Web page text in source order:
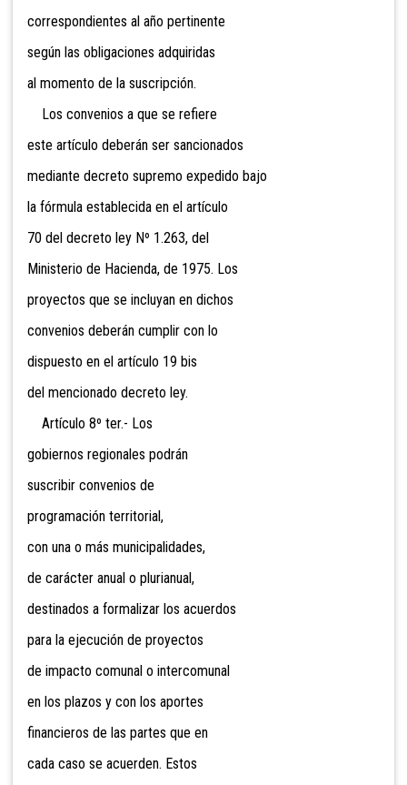
correspondientes al año pertinente
según las obligaciones adquiridas
al momento de la suscripción.
Los convenios a que se refiere
este artículo deberán ser sancionados
mediante decreto supremo expedido bajo
la fórmula establecida en el artículo
70 del decreto ley Nº 1.263, del
Ministerio de Hacienda, de 1975. Los
proyectos que se incluyan en dichos
convenios deberán cumplir con lo
dispuesto en el artículo 19 bis
del mencionado decreto ley.
Artículo 8º ter.- Los
gobiernos regionales podrán
suscribir convenios de
programación territorial,
con una o más municipalidades,
de carácter anual o plurianual,
destinados a formalizar los acuerdos
para la ejecución de proyectos
de impacto comunal o intercomunal
en los plazos y con los aportes
financieros de las partes que en
cada caso se acuerden. Estos